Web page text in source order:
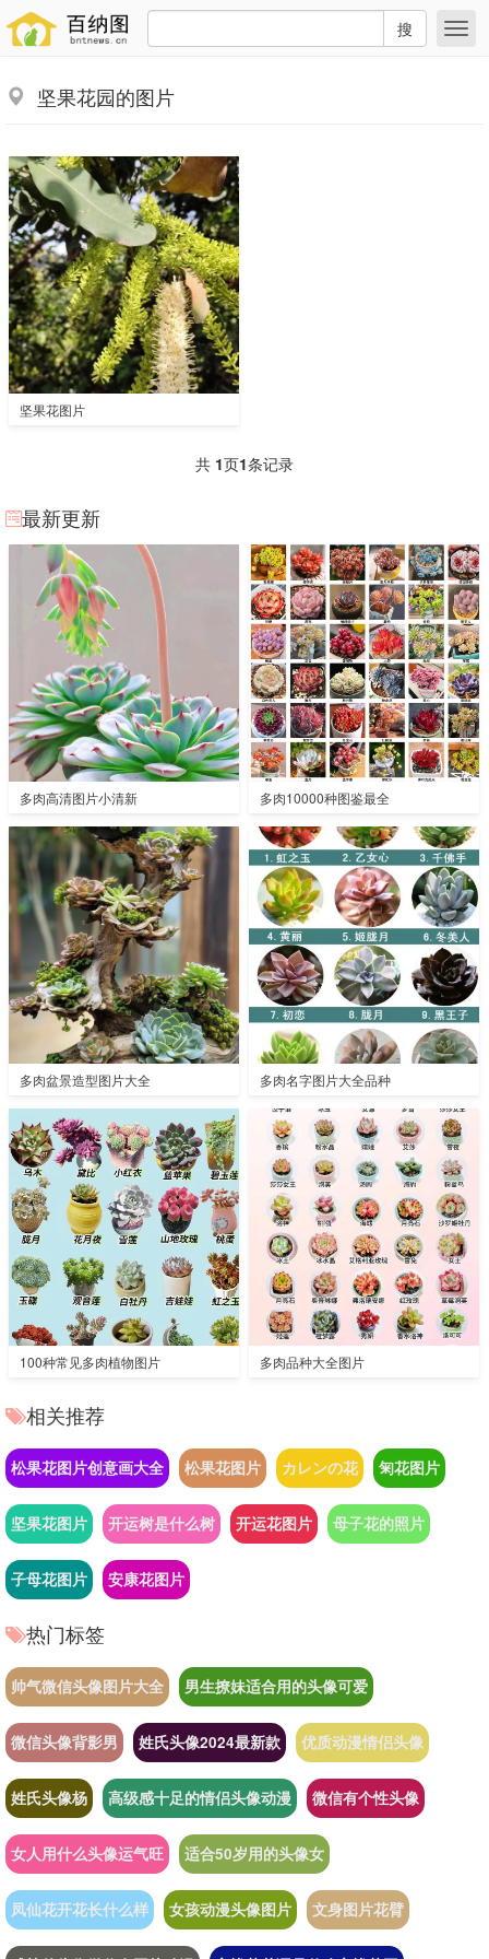
搜
坚果花园的图片
坚果花图片
共 1页1条记录
最新更新
多肉高清图片小清新 多肉10000种图鉴最全
多肉盆景造型图片大全 多肉名字图片大全品种
100种常见多肉植物图片 多肉品种大全图片
相关推荐
松果花图片创意画大全 松果花图片 カレンの花 匊花图片
坚果花图片 开运树是什么树 开运花图片 母子花的照片
子母花图片 安康花图片
热门标签
帅气微信头像图片大全 男生撩妹适合用的头像可爱
微信头像背影男 姓氏头像2024最新款 优质动漫情侣头像
姓氏头像杨 高级感十足的情侣头像动漫 微信有个性头像
女人用什么头像运气旺 适合50岁用的头像女
凤仙花开花长什么样 女孩动漫头像图片 文身图片花臂